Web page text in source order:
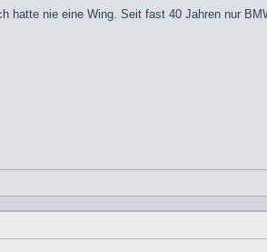
hatte nie eine Wing. Seit fast 40 Jahren nur